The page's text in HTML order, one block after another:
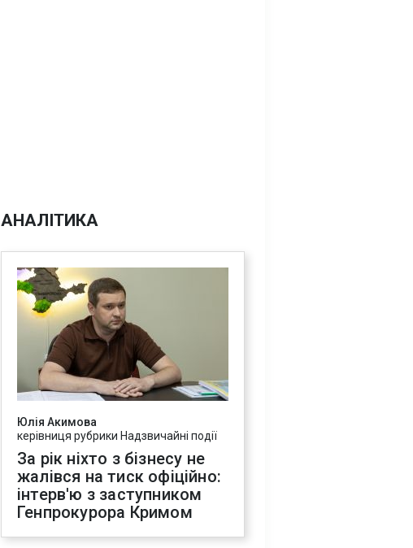
АНАЛІТИКА
Юлія Акимова
керівниця рубрики Надзвичайні події
За рік ніхто з бізнесу не
жалівся на тиск офіційно:
інтерв'ю з заступником
Генпрокурора Кримом